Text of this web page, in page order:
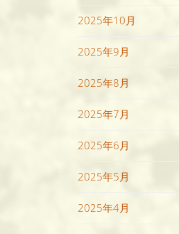
2025年10月
2025年9月
2025年8月
2025年7月
2025年6月
2025年5月
2025年4月